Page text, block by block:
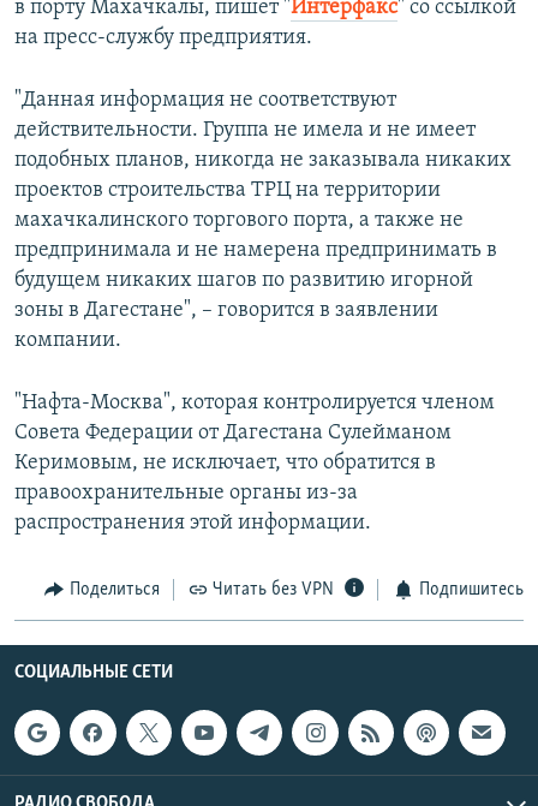
Все сайты РСЕ/РС
в порту Махачкалы, пишет "Интерфакс" со ссылкой
на пресс-службу предприятия.
"Данная информация не соответствуют
действительности. Группа не имела и не имеет
подобных планов, никогда не заказывала никаких
проектов строительства ТРЦ на территории
махачкалинского торгового порта, а также не
предпринимала и не намерена предпринимать в
будущем никаких шагов по развитию игорной
зоны в Дагестане", – говорится в заявлении
компании.
"Нафта-Москва", которая контролируется членом
Совета Федерации от Дагестана Сулейманом
Керимовым, не исключает, что обратится в
правоохранительные органы из-за
распространения этой информации.
Поделиться Читать без VPN Подпишитесь
СОЦИАЛЬНЫЕ СЕТИ